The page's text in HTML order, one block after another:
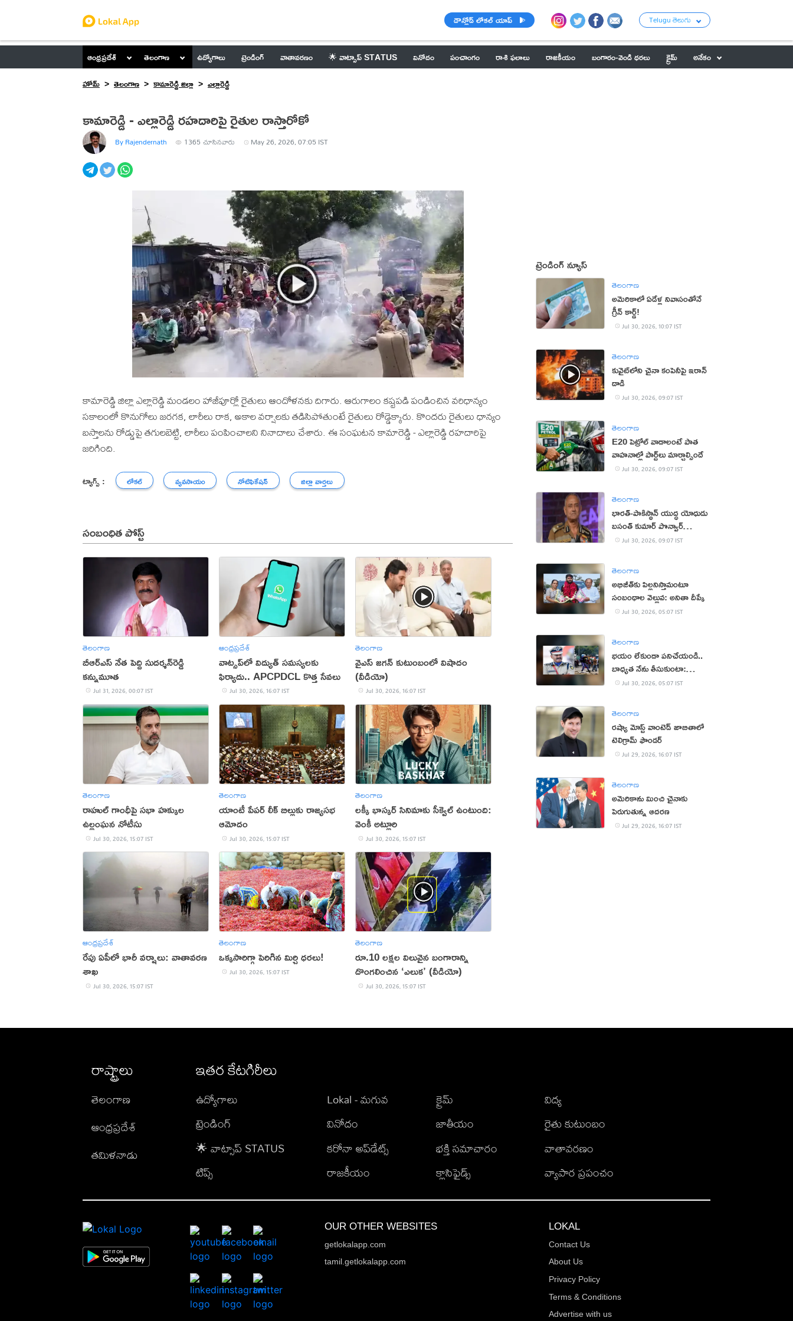
డౌన్లోడ్ లోకల్ యాప్ Telugu తెలుగు
ఆంధ్రప్రదేశ్ తెలంగాణ ఉద్యోగాలు ట్రెండింగ్ వాతావరణం 🌟 వాట్సాప్ STATUS వినోదం పంచాంగం రాశి ఫలాలు రాజకీయం బంగారం-వెండి ధరలు క్రైమ్
అనేకం
హోమ్
తెలంగాణ కామారెడ్డి జిల్లా ఎల్లారెడ్డి
కామారెడ్డి - ఎల్లారెడ్డి రహదారిపై రైతుల రాస్తారోకో
By Rajendernath 1365 చూసినవారు May 26, 2026, 07:05 IST
కామారెడ్డి జిల్లా ఎల్లారెడ్డి మండలం హాజీపూర్లో రైతులు ఆందోళనకు దిగారు. ఆరుగాలం కష్టపడి పండించిన వరిధాన్యం
సకాలంలో కొనుగోలు జరగక, లారీలు రాక, అకాల వర్షాలకు తడిసిపోతుంటే రైతులు రోడ్డెక్కారు. కొందరు రైతులు ధాన్యం
బస్తాలను రోడ్డుపై తగులబెట్టి, లారీలు పంపించాలని నినాదాలు చేశారు. ఈ సంఘటన కామారెడ్డి - ఎల్లారెడ్డి రహదారిపై
జరిగింది.
ట్యాగ్స్ : లోకల్ వ్యవసాయం నోటిఫికేషన్ జిల్లా వార్తలు
సంబంధిత పోస్ట్
తెలంగాణ
బీఆర్‌ఎస్ నేత పెద్ది సుదర్శన్‌రెడ్డి
కన్నుమూత
Jul 31, 2026, 00:07 IST
ఆంధ్రప్రదేశ్
వాట్సప్‌లో విద్యుత్ సమస్యలకు
ఫిర్యాదు.. APCPDCL కొత్త సేవలు
Jul 30, 2026, 16:07 IST
తెలంగాణ
వైఎస్ జగన్ కుటుంబంలో విషాదం
(వీడియో)
Jul 30, 2026, 16:07 IST
తెలంగాణ
రాహుల్ గాంధీపై సభా హక్కుల
ఉల్లంఘన నోటీసు
Jul 30, 2026, 15:07 IST
తెలంగాణ
యాంటీ పేపర్ లీక్ బిల్లుకు రాజ్యసభ
ఆమోదం
Jul 30, 2026, 15:07 IST
తెలంగాణ
లక్కీ భాస్కర్ సినిమాకు సీక్వెల్ ఉంటుంది:
వెంకీ అట్లూరి
Jul 30, 2026, 15:07 IST
ఆంధ్రప్రదేశ్
రేపు ఏపీలో భారీ వర్షాలు: వాతావరణ
శాఖ
Jul 30, 2026, 15:07 IST
తెలంగాణ
ఒక్కసారిగ్గా పెరిగిన మిర్చి ధరలు!
Jul 30, 2026, 15:07 IST
తెలంగాణ
రూ.10 లక్షల విలువైన బంగారాన్ని
దొంగలించిన ‘ఎలుక’ (వీడియో)
Jul 30, 2026, 15:07 IST
ట్రెండింగ్ న్యూస్
తెలంగాణ
అమెరికాలో ఏడేళ్ల నివాసంతోనే
గ్రీన్ కార్డ్!
Jul 30, 2026, 10:07 IST
తెలంగాణ
కువైట్‌లోని చైనా కంపెనీపై ఇరాన్
దాడి
Jul 30, 2026, 09:07 IST
తెలంగాణ
E20 పెట్రోల్ వాడాలంటే పాత
వాహనాల్లో పార్ట్‌లు మార్చాల్సిందే
Jul 30, 2026, 09:07 IST
తెలంగాణ
భార‌త్‌-పాకిస్థాన్ యుద్ధ యోధుడు
బ‌సంత్ కుమార్ పొన్వార్‌
క‌న్నుమూత‌
Jul 30, 2026, 09:07 IST
తెలంగాణ
అభిజీత్‌కు పిల్ల‌నిస్తామంటూ
సంబంధాల వెల్లువ: అనితా దీప్కే
Jul 30, 2026, 05:07 IST
తెలంగాణ
భ‌యం లేకుండా ప‌నిచేయండి..
బాధ్య‌త నేను తీసుకుంటా:
సీఆర్పీఎఫ్ చీఫ్
Jul 30, 2026, 05:07 IST
తెలంగాణ
రష్యా మోస్ట్ వాంటెడ్ జాబితాలో
టెలిగ్రామ్ ఫౌండర్
Jul 29, 2026, 16:07 IST
తెలంగాణ
అమెరికాను మించి చైనాకు
పెరుగుతున్న ఆదరణ
Jul 29, 2026, 16:07 IST
రాష్ట్రాలు
తెలంగాణ
ఆంధ్రప్రదేశ్
తమిళనాడు
ఇతర కేటగిరీలు
ఉద్యోగాలు
ట్రెండింగ్
🌟 వాట్సాప్ STATUS
టిప్స్
Lokal - మగువ
వినోదం
కరోనా అప్‌డేట్స్
రాజకీయం
క్రైమ్
జాతీయం
భక్తి సమాచారం
క్లాసిఫైడ్స్
విద్య
రైతు కుటుంబం
వాతావరణం
వ్యాపార ప్రపంచం
OUR OTHER WEBSITES
getlokalapp.com
tamil.getlokalapp.com
LOKAL
Contact Us
About Us
Privacy Policy
Terms & Conditions
Advertise with us